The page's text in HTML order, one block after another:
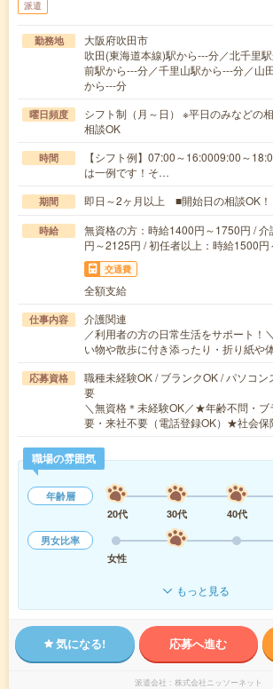
派遣
勤務地
大阪府吹田市
吹田(東海道本線)駅から---分／北千里
前駅から---分／千里山駅から---分／山
から---分
曜日頻度
シフト制（月～日） ※平日のみなどの
相談OK
時間
【シフト例】07:00～16:0009:00～
は一例です！そ…
期間 即日～2ヶ月以上 ■開始日の相談OK！
時給
無資格の方：時給1400円～1750円 /
円～2125円 / 初任者以上：時給1500円
交通費
全額支給
仕事内容
介護関連
／利用者の方の日常生活をサポート
い物や散歩に付き添ったり・折り紙や
応募資格
職種未経験OK / ブランクOK / パソコン
要
＼無資格＊未経験OK／★年齢不問・
要・来社不要（電話登録OK）★社会
職場の雰囲気
年齢層
20代
30代 40代
男女比率
女性
もっと見る
気になる! 応募へ進む
派遣会社 株式会社ニッソーネット